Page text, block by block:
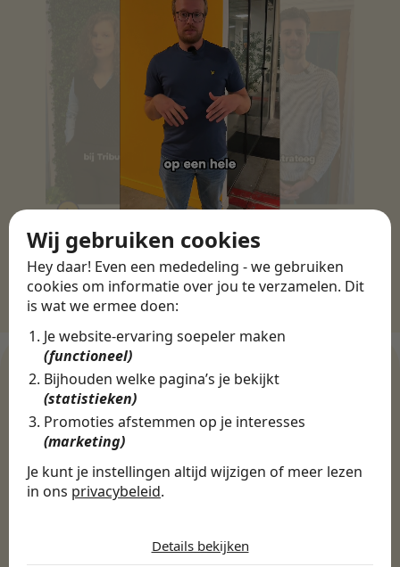
Wij gebruiken cookies
Hey daar! Even een mededeling - we gebruiken
cookies om informatie over jou te verzamelen. Dit
is wat we ermee doen:
Je website-ervaring soepeler maken
(functioneel)
Bijhouden welke pagina’s je bekijkt
(statistieken)
Promoties afstemmen op je interesses
(marketing)
Je kunt je instellingen altijd wijzigen of meer lezen
in ons privacybeleid.
Details bekijken
Ontdek meer dan 500+
werkgevers
Marketing & Communicatie
Sales & Inkoop